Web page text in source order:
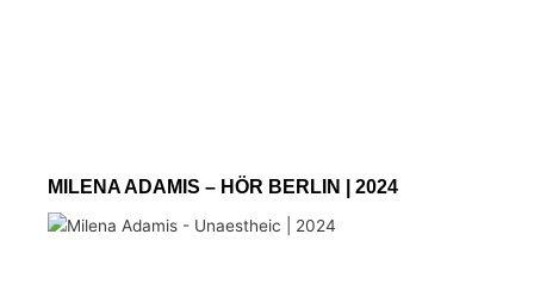
MILENA ADAMIS – HÖR BERLIN | 2024